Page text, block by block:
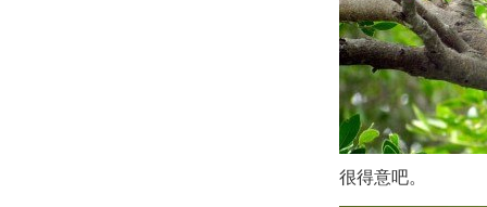
很得意吧。